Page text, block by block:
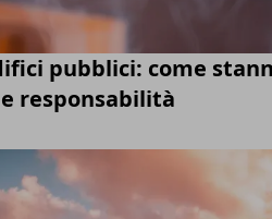
pubblici: come
responsabilità